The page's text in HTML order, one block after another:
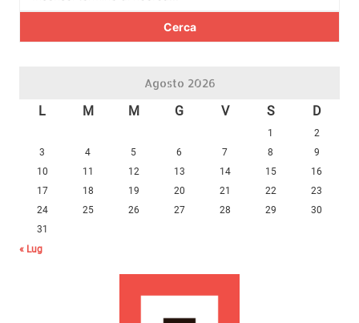
Agosto 2026
L M M G V S D
1
2
3
4 5 6 7 8
9
10
11 12 13 14 15
16
17
18 19 20 21 22
23
24
25 26 27 28 29
30
31
« Lug